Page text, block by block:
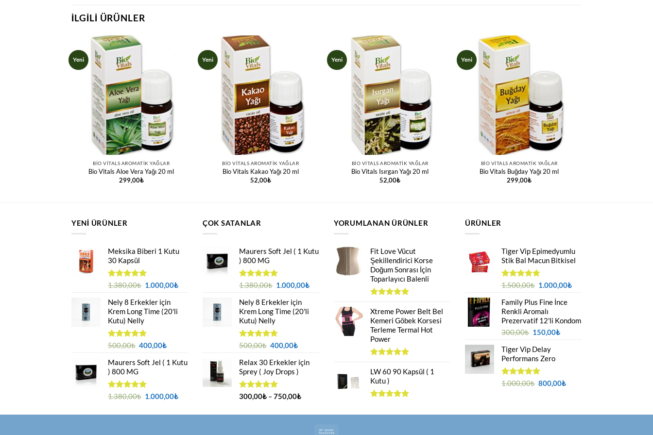
İLGILI ÜRÜNLER
Yeni
BIO VITALS AROMATIK YAĞLAR
Bio Vitals Aloe Vera Yağı 20 ml
299,00₺
Yeni
BIO VITALS AROMATIK YAĞLAR
Bio Vitals Kakao Yağı 20 ml
52,00₺
Yeni
BIO VITALS AROMATIK YAĞLAR
Bio Vitals Isırgan Yağı 20 ml
52,00₺
Yeni
BIO VITALS AROMATIK YAĞLAR
Bio Vitals Buğday Yağı 20 ml
299,00₺
YENI ÜRÜNLER
Meksika Biberi 1 Kutu
30 Kapsül
5 üzerinden
aldı
1.380,00₺ Orijinal
1.380,00₺.
1.000,00₺Şu
Nely 8 Erkekler için
Krem Long Time (20'li
Kutu) Nelly
5 üzerinden
aldı
500,00₺ Orijinal
500,00₺.
400,00₺Şu
fiyat:
Maurers Soft Jel ( 1 Kutu
) 800 MG
5 üzerinden
1.380,00₺ Orijinal
1.380,00₺.
1.000,00₺Şu
fiyat:
ÇOK SATANLAR
Maurers Soft Jel ( 1 Kutu
) 800 MG
5 üzerinden
aldı
1.380,00₺ Orijinal
1.380,00₺.
1.000,00₺Şu
1.000,00₺.
Nely 8 Erkekler için
Krem Long Time (20'li
Kutu) Nelly
5 üzerinden
aldı
500,00₺ Orijinal
500,00₺.
400,00₺Şu
fiyat:
400,00₺.
Relax 30 Erkekler için
Sprey ( Joy Drops )
5 üzerinden
300,00₺ –750,00₺Fiyat
300,00₺
750,00₺
YORUMLANAN ÜRÜNLER
Fit Love Vücut
Şekillendirici Korse
Doğum Sonrası İçin
Toparlayıcı Balenli
5.00oy
aldı
Xtreme Power Belt Bel
Kemeri Göbek Korsesi
Terleme Termal Hot
Power
5.00oy
aldı
LW 60 90 Kapsül ( 1
Kutu )
5.00oy
ÜRÜNLER
Tiger Vip Epimedyumlu
Stik Bal Macun Bitkisel
5
4.75oy
aldı
1.500,00₺ Orijinal
1.500,00₺.
1.000,00₺Şu
Family Plus Fine İnce
Renkli Aromalı
Prezervatif 12'li Kondom
300,00₺ Orijinal
300,00₺.
150,00₺Şu
Tiger Vip Delay
Performans Zero
5 üzerinden
1.000,00₺ Orijinal
800,00₺Şu